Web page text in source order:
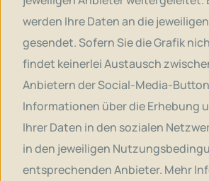
werden Ihre Daten an die
gesendet. Sofern Sie die Grafik
findet keinerlei Austausch
Anbietern der Social-Media-
Informationen über die Erhebung
Ihrer Daten in den sozialen
in den jeweiligen
entsprechenden Anbieter. Mehr